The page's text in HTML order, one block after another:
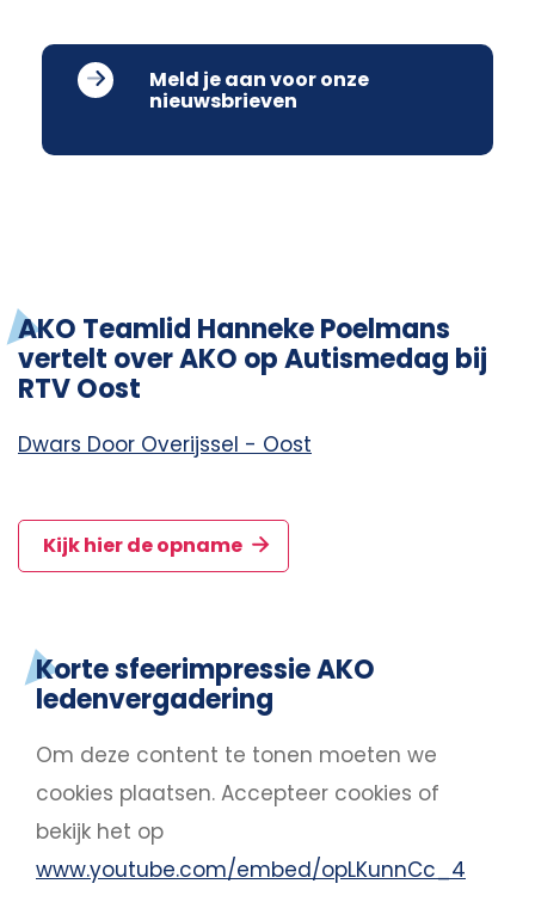
Meld je aan voor onze
nieuwsbrieven
AKO Teamlid Hanneke Poelmans
vertelt over AKO op Autismedag bij
RTV Oost
Dwars Door Overijssel - Oost
Kijk hier de opname
Korte sfeerimpressie AKO
ledenvergadering
Om deze content te tonen moeten we
cookies plaatsen. Accepteer cookies of
bekijk het op
www.youtube.com/embed/opLKunnCc_4